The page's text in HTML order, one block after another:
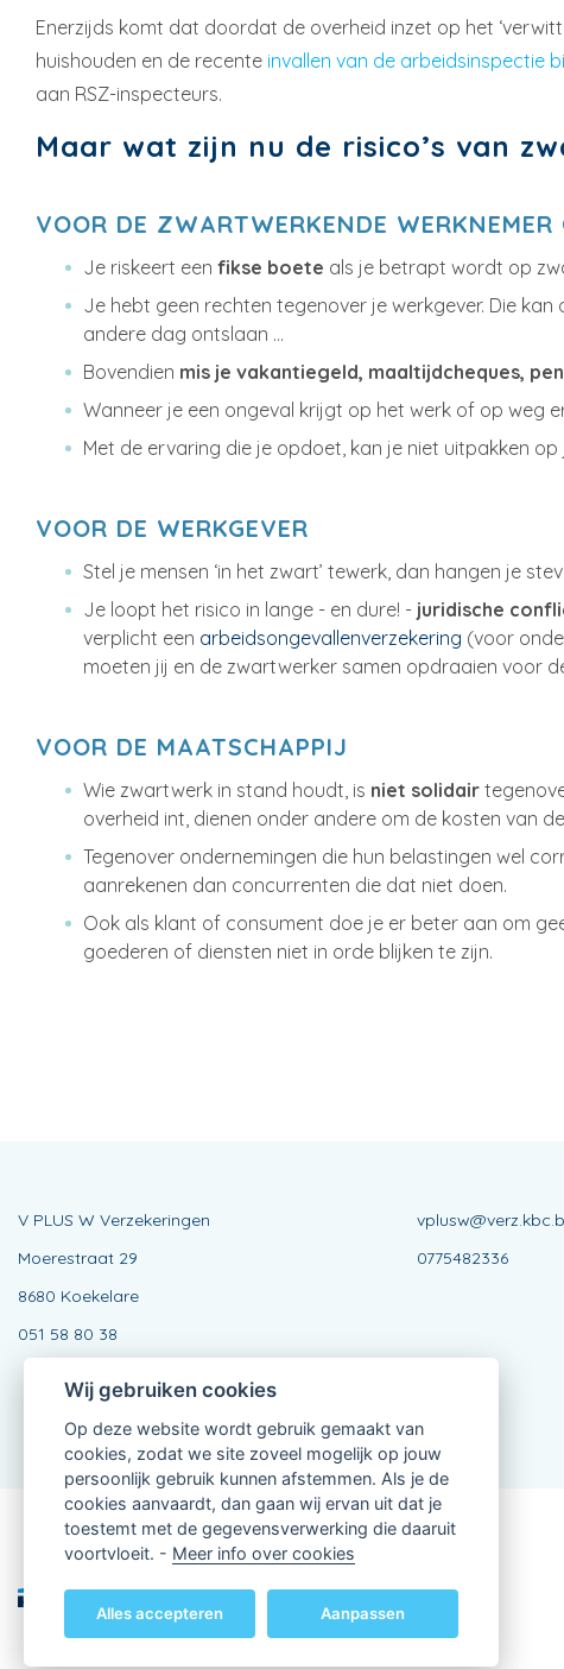
Enerzijds komt dat doordat de overheid inzet op het
huishouden en de recente invallen van de arbeidsinspectie
aan RSZ-inspecteurs.
Maar wat zijn nu de risico’s van
VOOR DE ZWARTWERKENDE
Je riskeert een fikse boete als je betrapt wordt op
Je hebt geen rechten tegenover je werkgever. Die kan
andere dag ontslaan …
Bovendien mis je vakantiegeld, maaltijdcheques,
Wanneer je een ongeval krijgt op het werk of op weg
Met de ervaring die je opdoet, kan je niet uitpakken
VOOR DE WERKGEVER
Stel je mensen ‘in het zwart’ tewerk, dan hangen je
Je loopt het risico in lange - en dure! - juridische
verplicht een arbeidsongevallenverzekering (voor
moeten jij en de zwartwerker samen opdraaien voor
VOOR DE MAATSCHAPPIJ
Wie zwartwerk in stand houdt, is niet solidair
overheid int, dienen onder andere om de kosten van
Tegenover ondernemingen die hun belastingen wel
aanrekenen dan concurrenten die dat niet doen.
Ook als klant of consument doe je er beter aan om
goederen of diensten niet in orde blijken te zijn.
V PLUS W Verzekeringen
Moerestraat 29
8680 Koekelare
051 58 80 38
0775482336
Verbonden Agent, 0775482336
van KBC Verzekeringen nv
Professor Roger Van Overstraetenplein 2
3000 Leuven - Belgie
BTW BE 0403.552.563 - RPR Leuven
Wij gebruiken cookies
Op deze website wordt gebruik gemaakt van
cookies, zodat we site zoveel mogelijk op jouw
persoonlijk gebruik kunnen afstemmen. Als je de
cookies aanvaardt, dan gaan wij ervan uit dat je
toestemt met de gegevensverwerking die daaruit
voortvloeit. - Meer info over cookies
Alles accepteren Aanpassen